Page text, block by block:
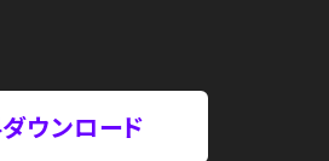
ウンロード